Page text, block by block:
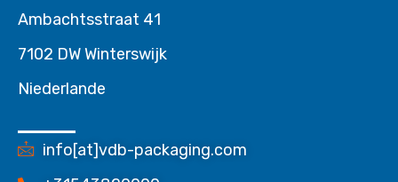
Ambachtsstraat 41
7102 DW Winterswijk
Niederlande
info[at]vdb-packaging.com